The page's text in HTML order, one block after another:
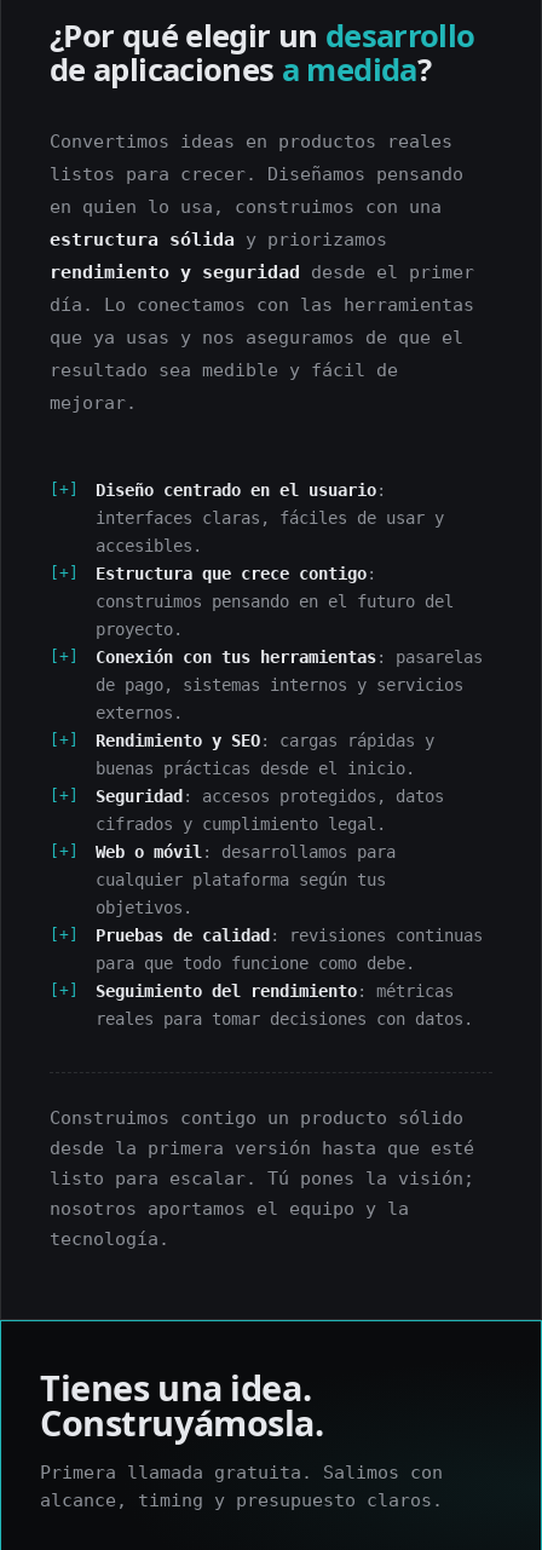
¿Por qué elegir un desarrollo
de aplicaciones a medida?
Convertimos ideas en productos reales
listos para crecer. Diseñamos pensando
en quien lo usa, construimos con una
estructura sólida y priorizamos
rendimiento y seguridad
desde el primer
día. Lo conectamos con las herramientas
que ya usas y nos aseguramos de que el
resultado sea medible y fácil de
mejorar.
Diseño centrado en el usuario:
interfaces claras, fáciles de usar y
accesibles.
Estructura que crece contigo:
construimos pensando en el futuro del
proyecto.
Conexión con tus herramientas: pasarelas
de pago, sistemas internos y servicios
externos.
Rendimiento y SEO: cargas rápidas y
buenas prácticas desde el inicio.
Seguridad : accesos protegidos, datos
cifrados y cumplimiento legal.
Web o móvil : desarrollamos para
cualquier plataforma según tus
objetivos.
Pruebas de calidad : revisiones continuas
para que todo funcione como debe.
Seguimiento del rendimiento: métricas
reales para tomar decisiones con datos.
Construimos contigo un producto sólido
desde la primera versión hasta que esté
listo para escalar. Tú pones la visión;
nosotros aportamos el equipo y la
tecnología.
Tienes una idea.
Construyámosla.
Primera llamada gratuita. Salimos con
alcance, timing y presupuesto claros.